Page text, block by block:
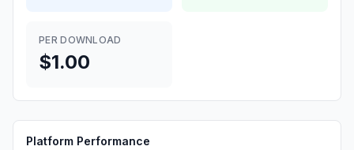
PER DOWNLOAD
$1.00
Platform Performance